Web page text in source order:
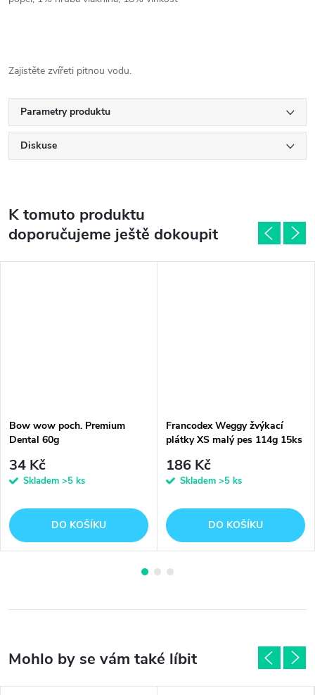
Zajistěte zvířeti pitnou vodu.
Parametry produktu
Diskuse
K tomuto produktu
doporučujeme ještě dokoupit
Bow wow poch. Premium
Dental 60g
34 Kč
Skladem >5 ks
DO KOŠÍKU
Francodex Weggy žvýkací
plátky XS malý pes 114g 15ks
186 Kč
Skladem >5 ks
DO KOŠÍKU